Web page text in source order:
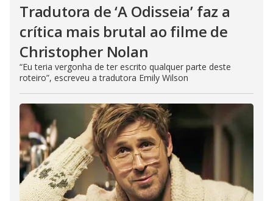
Tradutora de ‘A Odisseia’ faz a
crítica mais brutal ao filme de
Christopher Nolan
“Eu teria vergonha de ter escrito qualquer parte deste
roteiro”, escreveu a tradutora Emily Wilson